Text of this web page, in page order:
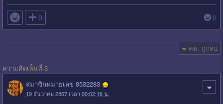
 0 0
คห. ถูกลบ
ความคิดเห็นที่ 3
สมาชิกหมายเลข 8532283
19 ธันวาคม 2567 เวลา 00:02:16 น.